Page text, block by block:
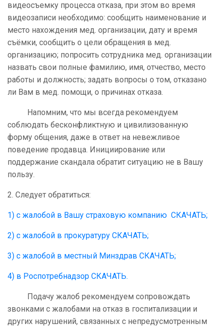
видеосъемку процесса отказа, при этом во время
видеозаписи необходимо: сообщить наименование и
место нахождения мед. организации, дату и время
съёмки, сообщить о цели обращения в мед.
организацию; попросить сотрудника мед. организации
назвать свои полные фамилию, имя, отчество, место
работы и должность; задать вопросы о том, отказано
ли Вам в мед. помощи, о причинах отказа.
Напомним, что мы всегда рекомендуем
соблюдать бесконфликтную и цивилизованную
форму общения, даже в ответ на невежливое
поведение продавца. Инициирование или
поддержание скандала обратит ситуацию не в Вашу
пользу.
2. Следует обратиться:
1) с жалобой в Вашу страховую компанию СКАЧАТЬ;
2) с жалобой в прокуратуру СКАЧАТЬ;
3) с жалобой в местный Минздрав СКАЧАТЬ;
4) в Роспотребнадзор СКАЧАТЬ.
Подачу жалоб рекомендуем сопровождать
звонками с жалобами на отказ в госпитализации и
других нарушений, связанных с непредусмотренным